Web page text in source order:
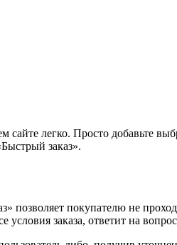
сайте легко. Просто добавьте
заказ».
позволяет покупателю не
условия заказа, ответит на